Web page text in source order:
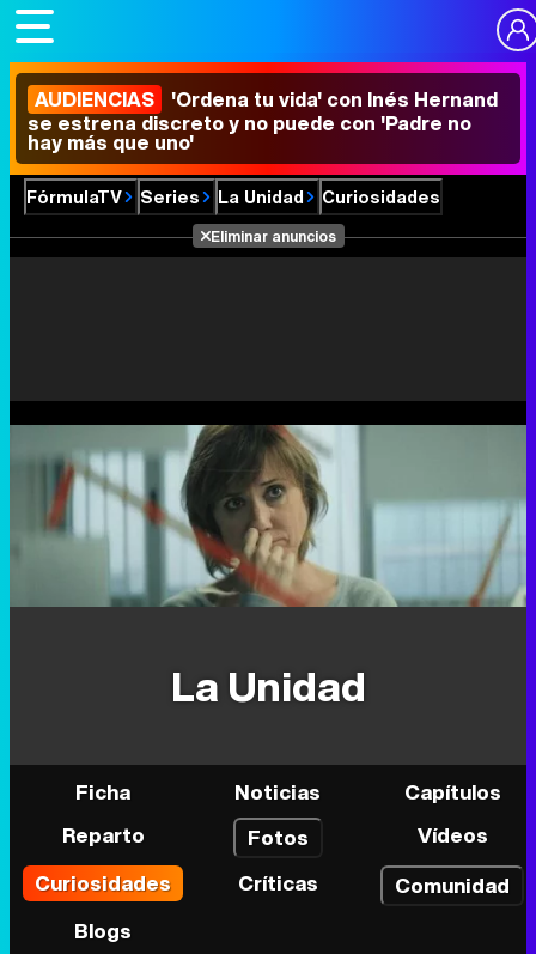
AUDIENCIAS 'Ordena tu vida' con Inés Hernand
se estrena discreto y no puede con 'Padre no
hay más que uno'
FórmulaTV Series La Unidad Curiosidades
Eliminar anuncios
La Unidad
Ficha Noticias
Capítulos
Reparto
Fotos
Vídeos
Curiosidades
Críticas
Comunidad
Blogs